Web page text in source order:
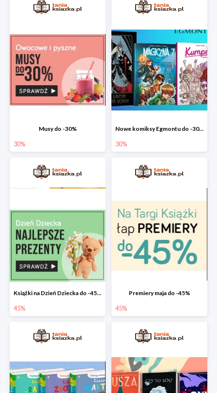
Musy do -30%
30%
Nowe komiksy Egmontu do -30%
30%
Książki na Dzień Dziecka do -45%
45%
Premiery maja do -45%
45%